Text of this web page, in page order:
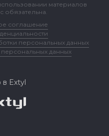
материалов
обязательна.
соглашение
персональных данных
данных
в Extyl